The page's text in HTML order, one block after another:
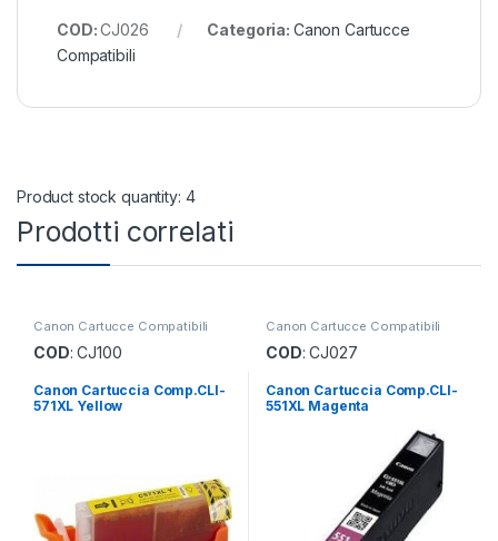
COD:CJ026 Categoria: Canon Cartucce
Compatibili
Product stock quantity: 4
Prodotti correlati
Canon Cartucce Compatibili
COD: CJ100
Canon Cartuccia Comp.CLI-
571XL Yellow
Canon Cartucce Compatibili
COD: CJ027
Canon Cartuccia Comp.CLI-
551XL Magenta